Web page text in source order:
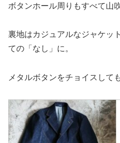
ボタンホール周りもすべて山
裏地はカジュアルなジャケッ
ての「なし」に。
メタルボタンをチョイスして